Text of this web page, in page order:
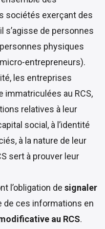
sociétés exerçant des
s’agisse de personnes
physiques
entrepreneurs).
les entreprises
immatriculées au RCS,
relatives à leur
social, à l’identité
à la nature de leur
sert à prouver leur
l’obligation de signaler
de ces informations en
au RCS.